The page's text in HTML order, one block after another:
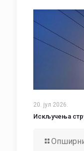
20. јул 2026.
Искључења